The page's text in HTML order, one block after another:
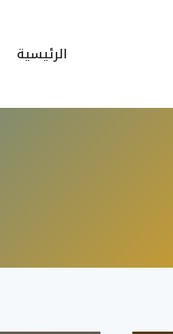
الرئيسية